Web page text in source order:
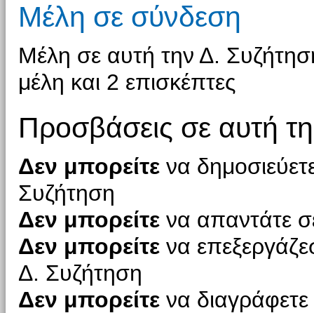
Μέλη σε σύνδεση
Μέλη σε αυτή την Δ.
μέλη και 2 επισκέπτες
Προσβάσεις σε αυτή
Δεν μπορείτενα
Συζήτηση
Δεν μπορείτενα απαντάτε
Δεν μπορείτενα
Δ. Συζήτηση
Δεν μπορείτενα διαγράφετε